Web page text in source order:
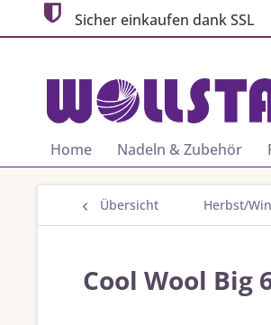
Sicher einkaufen dank SSL
Home Nadeln & Zubehör
Übersicht Herbst/
Cool Wool